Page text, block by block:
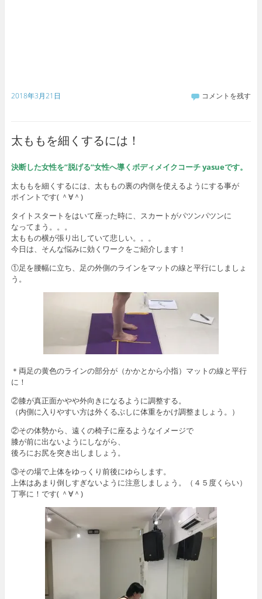
2018年3月21日 コメントを残す
太ももを細くするには！
決断した女性を”脱げる”女性へ導くボディメイクコーチ yasueです。
太ももを細くするには、太ももの裏の内側を使えるようにする事が
ポイントです( ＾∀＾)
タイトスタートをはいて座った時に、スカートがパツンパツンに
なってまう。。。
太ももの横が張り出していて悲しい。。。
今日は、そんな悩みに効くワークをご紹介します！
①足を腰幅に立ち、足の外側のラインをマットの線と平行にしましょ
う。
＊両足の黄色のラインの部分が（かかとから小指）マットの線と平行
に！
②膝が真正面かやや外向きになるように調整する。
（内側に入りやすい方は外くるぶしに体重をかけ調整ましょう。）
②その体勢から、遠くの椅子に座るようなイメージで
膝が前に出ないようにしながら、
後ろにお尻を突き出しましょう。
③その場で上体をゆっくり前後にゆらします。
上体はあまり倒しすぎないように注意しましょう。（４５度くらい）
丁寧に！です( ＾∀＾)